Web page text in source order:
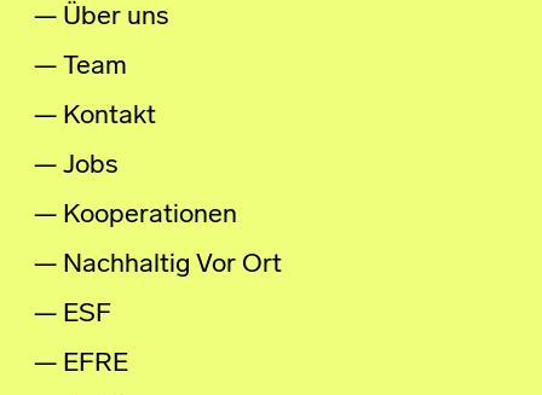
Über uns
Team
Kontakt
Jobs
Kooperationen
Nachhaltig Vor Ort
ESF
EFRE